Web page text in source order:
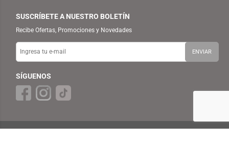
SUSCRÍBETE A NUESTRO BOLETÍN
Recibe Ofertas, Promociones y Novedades
SÍGUENOS